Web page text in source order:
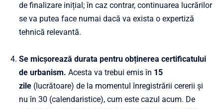
de finalizare inițial; în caz contrar, continuarea lucrărilor
se va putea face numai dacă va exista o expertiză
tehnică relevantă.
Se micșorează durata pentru obținerea certificatului
de urbanism. Acesta va trebui emis în 15
zile (lucrătoare) de la momentul înregistrării cererii și
nu în 30 (calendaristice), cum este cazul acum. De